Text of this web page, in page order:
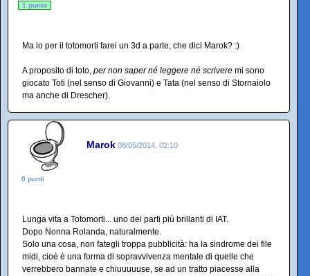
1 punto
Ma io per il totomorti farei un 3d a parte, che dici Marok? :)
A proposito di toto, per non saper né leggere né scrivere mi sono
giocato Toti (nel senso di Giovanni) e Tata (nel senso di Stornaiolo
ma anche di Drescher).
Marok 08/05/2014, 02:10
0 punti
Lunga vita a Totomorti... uno dei parti più brillanti di IAT.
Dopo Nonna Rolanda, naturalmente.
Solo una cosa, non fategli troppa pubblicità: ha la sindrome dei file
midi, cioè è una forma di sopravvivenza mentale di quelle che
verrebbero bannate e chiuuuuuse, se ad un tratto piacesse alla